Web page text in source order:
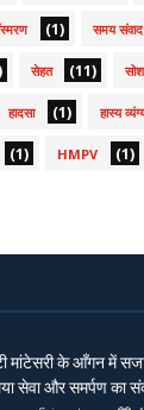
(1) समय संवाद
सेहत (11)
हादसा (1) हास्य
(1) HMPV (1)
मांटेसरी के आँगन में
सेवा और समर्पण का